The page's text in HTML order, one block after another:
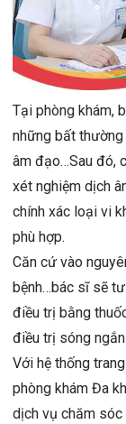
Tại phòng khám,
những bất
âm đạo…Sau đó,
xét nghiệm dịch
chính xác loại vi
phù hợp.
Căn cứ vào
bệnh…bác sĩ sẽ
điều trị bằng
điều trị sóng
Với hệ thống
phòng khám Đa
dịch vụ chăm